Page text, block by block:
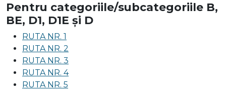
Pentru categoriile/subcategoriile B,
BE, D1, D1E și D
RUTA NR. 1
RUTA NR. 2
RUTA NR. 3
RUTA NR. 4
RUTA NR. 5